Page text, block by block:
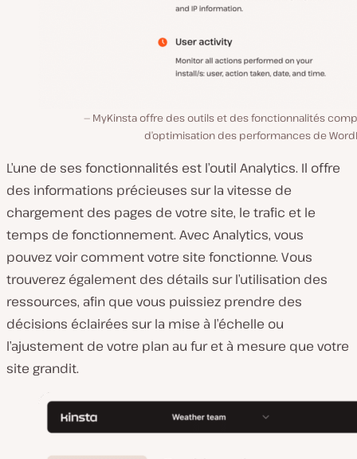
MyKinsta offre des outils et des fonctionnalités
d’optimisation des performances de
L’une de ses fonctionnalités est l’outil Analytics. Il offre
des informations précieuses sur la vitesse de
chargement des pages de votre site, le trafic et le
temps de fonctionnement. Avec Analytics, vous
pouvez voir comment votre site fonctionne. Vous
trouverez également des détails sur l’utilisation des
ressources, afin que vous puissiez prendre des
décisions éclairées sur la mise à l’échelle ou
l’ajustement de votre plan au fur et à mesure que votre
site grandit.